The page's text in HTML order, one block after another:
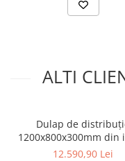
în diverse
cablurile electrice.
ALTI
Dulap de
1200x800x300mm din
oțel inoxidabil AISI 304
12.590,90 Lei